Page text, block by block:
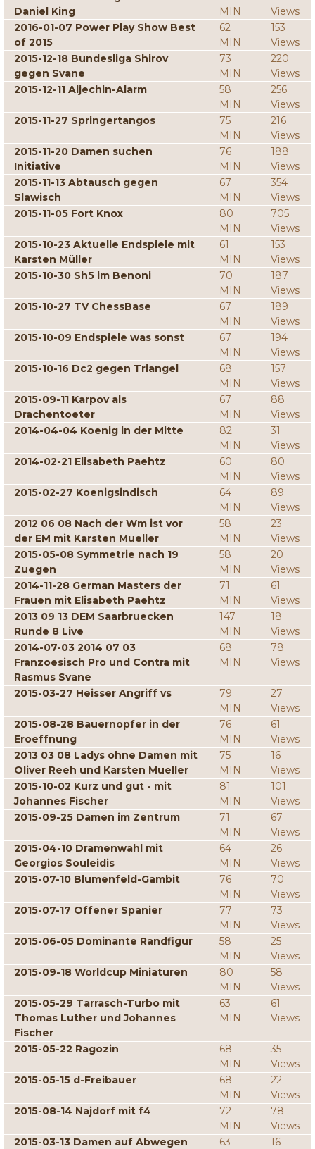
Daniel King
MIN
Views
2016-01-07 Power Play Show Best
of 2015
62
MIN
153
Views
2015-12-18 Bundesliga Shirov
gegen Svane
73
MIN
220
Views
2015-12-11 Aljechin-Alarm
58
MIN
256
Views
2015-11-27 Springertangos
75
MIN
216
Views
2015-11-20 Damen suchen
Initiative
76
MIN
188
Views
2015-11-13 Abtausch gegen
Slawisch
67
MIN
354
Views
2015-11-05 Fort Knox
80
MIN
705
Views
2015-10-23 Aktuelle Endspiele mit
Karsten Müller
61
MIN
153
Views
2015-10-30 Sh5 im Benoni
70
MIN
187
Views
2015-10-27 TV ChessBase
67
MIN
189
Views
2015-10-09 Endspiele was sonst
67
MIN
194
Views
2015-10-16 Dc2 gegen Triangel
68
MIN
157
Views
2015-09-11 Karpov als
Drachentoeter
67
MIN
88
Views
2014-04-04 Koenig in der Mitte
82
MIN
31
Views
2014-02-21 Elisabeth Paehtz
60
MIN
80
Views
2015-02-27 Koenigsindisch
64
MIN
89
Views
2012 06 08 Nach der Wm ist vor
der EM mit Karsten Mueller
58
MIN
23
Views
2015-05-08 Symmetrie nach 19
Zuegen
58
MIN
20
Views
2014-11-28 German Masters der
Frauen mit Elisabeth Paehtz
71
MIN
61
Views
2013 09 13 DEM Saarbruecken
Runde 8 Live
147
MIN
18
Views
2014-07-03 2014 07 03
Franzoesisch Pro und Contra mit
Rasmus Svane
68
MIN
78
Views
2015-03-27 Heisser Angriff vs
79
MIN
27
Views
2015-08-28 Bauernopfer in der
Eroeffnung
76
MIN
61
Views
2013 03 08 Ladys ohne Damen mit
Oliver Reeh und Karsten Mueller
75
MIN
16
Views
2015-10-02 Kurz und gut - mit
Johannes Fischer
81
MIN
101
Views
2015-09-25 Damen im Zentrum
71
MIN
67
Views
2015-04-10 Dramenwahl mit
Georgios Souleidis
64
MIN
26
Views
2015-07-10 Blumenfeld-Gambit
76
MIN
70
Views
2015-07-17 Offener Spanier
77
MIN
73
Views
2015-06-05 Dominante Randfigur
58
MIN
25
Views
2015-09-18 Worldcup Miniaturen
80
MIN
58
Views
2015-05-29 Tarrasch-Turbo mit
Thomas Luther und Johannes
Fischer
63
MIN
61
Views
2015-05-22 Ragozin
68
MIN
35
Views
2015-05-15 d-Freibauer
68
MIN
22
Views
2015-08-14 Najdorf mit f4
72
MIN
78
Views
2015-03-13 Damen auf Abwegen
63
16